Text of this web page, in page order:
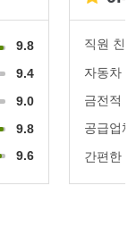
9.8
9.4
9.0
9.8
9.6
직원
자동차
금전적
공급업
간편한